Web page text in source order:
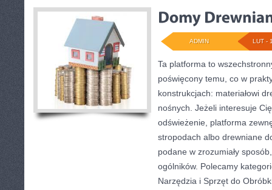
LUT -
ADMIN
Ta platforma to
poświęcony temu, co w
konstrukcjach: materiałowi
nośnych. Jeżeli interesuje
odświeżenie, platforma
stropodach albo drewniane
podane w zrozumiały
ogólników. Polecamy
Narzędzia i Sprzęt do